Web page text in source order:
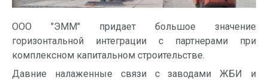
ООО "ЭММ" придает большое значение
горизонтальной интеграции с партнерами при
комплексном капитальном строительстве.
Давние налаженные связи с заводами ЖБИ и